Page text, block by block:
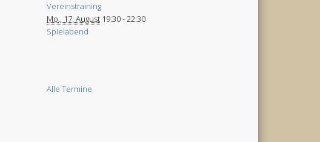
Vereinstraining
Mo., 17. August 19:30 -22:30
Spielabend
Alle Termine